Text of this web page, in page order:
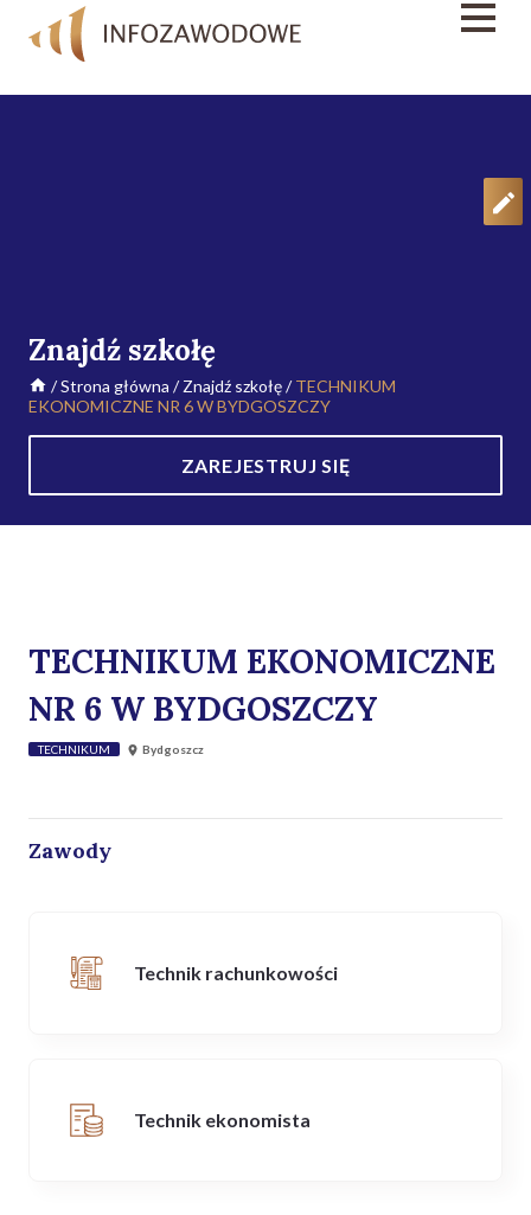
Znajdź szkołę
/Strona główna /Znajdź szkołę/TECHNIKUM
EKONOMICZNE NR 6 W BYDGOSZCZY
ZAREJESTRUJ SIĘ
TECHNIKUM EKONOMICZNE
NR 6 W BYDGOSZCZY
TECHNIKUM Bydgoszcz
Zawody
Technik rachunkowości
Technik ekonomista